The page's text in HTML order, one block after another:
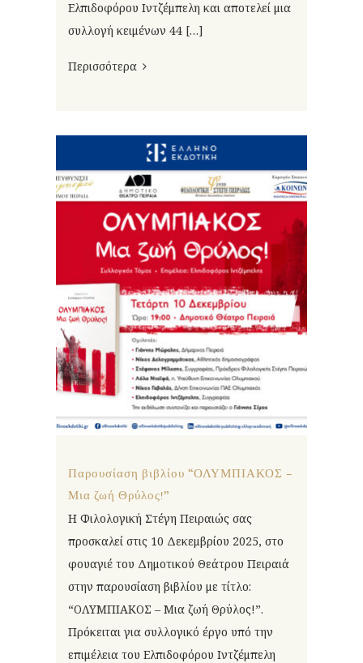
Ελπιδοφόρου Ιντζέμπελη και αποτελεί μια
συλλογή κειμένων 44 […]
Περισσότερα
Παρουσίαση βιβλίου “ΟΛΥΜΠΙΑΚΟΣ –
Μια ζωή Θρύλος!”
Η Φιλολογική Στέγη Πειραιώς σας
προσκαλεί στις 10 Δεκεμβρίου 2025, στο
φουαγιέ του Δημοτικού Θεάτρου Πειραιά
στην παρουσίαση βιβλίου με τίτλο:
“ΟΛΥΜΠΙΑΚΟΣ – Μια ζωή Θρύλος!”.
Πρόκειται για συλλογικό έργο υπό την
επιμέλεια του Ελπιδοφόρου Ιντζέμπελη